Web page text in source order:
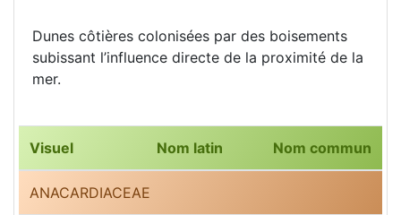
Dunes côtières colonisées par des boisements
subissant l’influence directe de la proximité de la
mer.
Visuel Nom latin Nom commun
ANACARDIACEAE